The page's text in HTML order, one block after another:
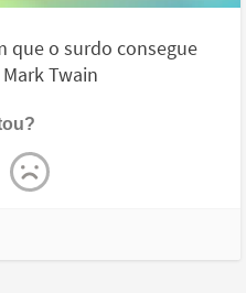
que o surdo consegue
Twain